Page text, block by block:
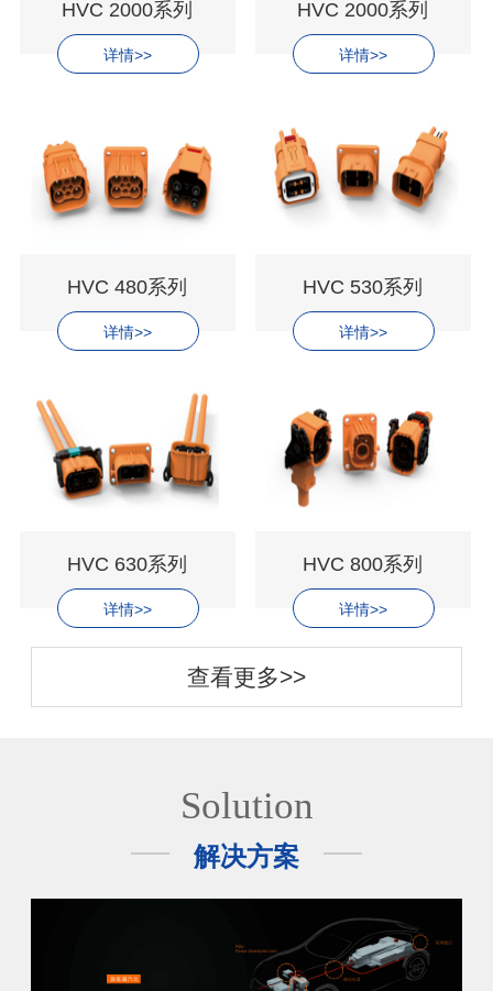
HVC 2000系列
详情>>
HVC 2000系列
详情>>
HVC 480系列
详情>>
HVC 530系列
详情>>
HVC 630系列
详情>>
HVC 800系列
详情>>
查看更多>>
Solution
解决方案